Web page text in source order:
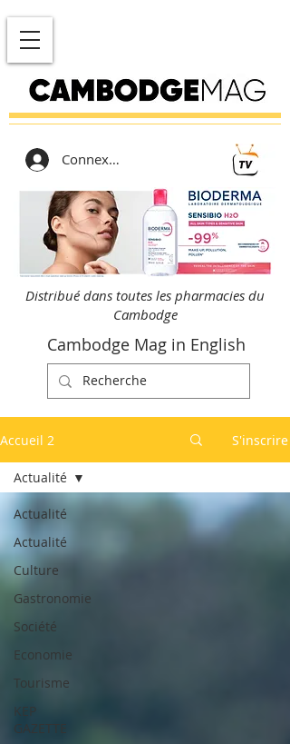
Connexion
Distribué dans toutes les pharmacies du
Cambodge
Cambodge Mag in English
Accueil 2 S'inscrire
Actualité
Actualité
Culture
Gastronomie
Société
Economie
Tourisme
KEP
GAZETTE
Actualité